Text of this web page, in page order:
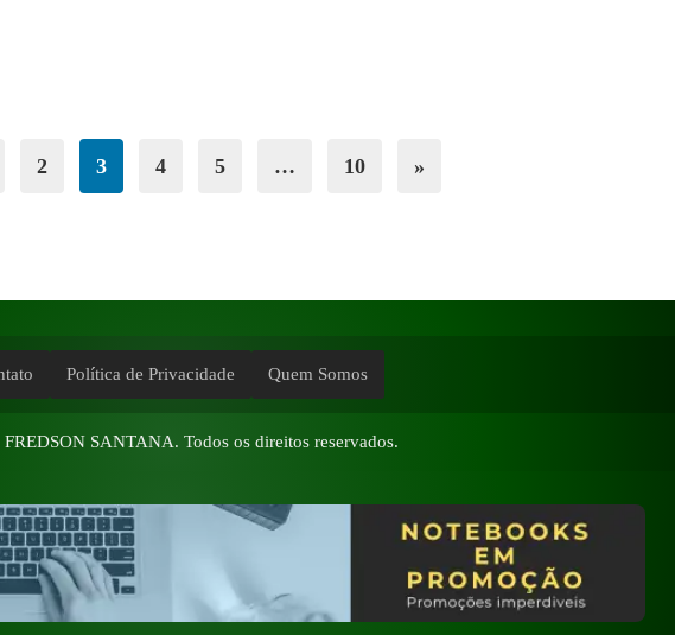
2 3 4 5 … 10 »
Política de Privacidade Quem Somos
FREDSON SANTANA. Todos os direitos reservados.